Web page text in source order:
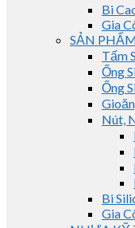
Bi
Gia
SẢN
Tấm
Ống
Ống
Nút,
Bi
Gia